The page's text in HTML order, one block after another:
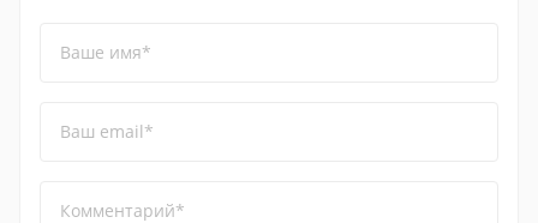
Ваше имя*
Ваш email*
Комментарий*